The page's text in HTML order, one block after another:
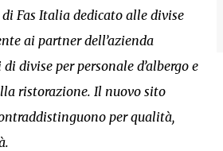
Fas Italia dedicato alle divise
ai partner dell’azienda
divise per personale d’albergo e
ristorazione. Il nuovo sito
per qualità,